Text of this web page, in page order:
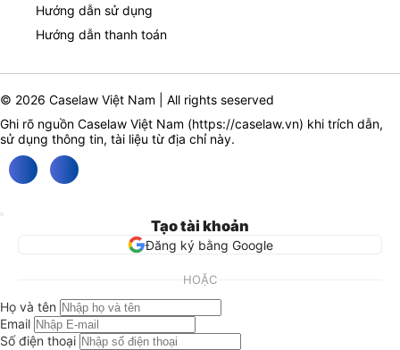
Hướng dẫn sử dụng
Hướng dẫn thanh toán
© 2026 Caselaw Việt Nam | All rights seserved
Ghi rõ nguồn Caselaw Việt Nam (https://caselaw.vn) khi trích dẫn,
sử dụng thông tin, tài liệu từ địa chỉ này.
Tạo tài khoản
Đăng ký bằng Google
HOẶC
Họ và tên
Email
Số điện thoại